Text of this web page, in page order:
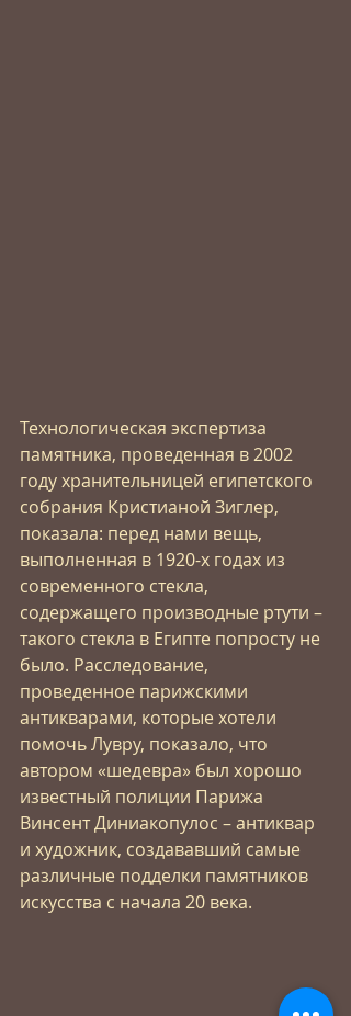
Технологическая экспертиза
памятника, проведенная в 2002
году хранительницей египетского
собрания Кристианой Зиглер,
показала: перед нами вещь,
выполненная в 1920-х годах из
современного стекла,
содержащего производные ртути –
такого стекла в Египте попросту не
было. Расследование,
проведенное парижскими
антикварами, которые хотели
помочь Лувру, показало, что
автором «шедевра» был хорошо
известный полиции Парижа
Винсент Диниакопулос – антиквар
и художник, создававший самые
различные подделки памятников
искусства с начала 20 века.